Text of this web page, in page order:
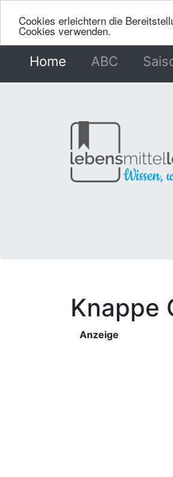
Cookies erleichtern die
Cookies verwenden.
Home (current)
ABC
Knappe
Anzeige